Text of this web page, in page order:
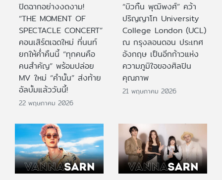
ปิดฉากอย่างงดงาม!
“THE MOMENT OF
SPECTACLE CONCERT”
คอนเสิร์ตเฉดใหม่ ที่นนท์
ยกให้ค่ำคืนนี้ “ทุกคนคือ
คนสำคัญ” พร้อมปล่อย
MV ใหม่ “คำนั้น” ส่งท้าย
อัลบั้มแล้ววันนี้!
22 พฤษภาคม 2026
“บิวกิ้น พุฒิพงศ์” คว้า
ปริญญาโท University
College London (UCL)
ณ กรุงลอนดอน ประเทศ
อังกฤษ เป็นอีกก้าวแห่ง
ความภูมิใจของศิลปิน
คุณภาพ
21 พฤษภาคม 2026